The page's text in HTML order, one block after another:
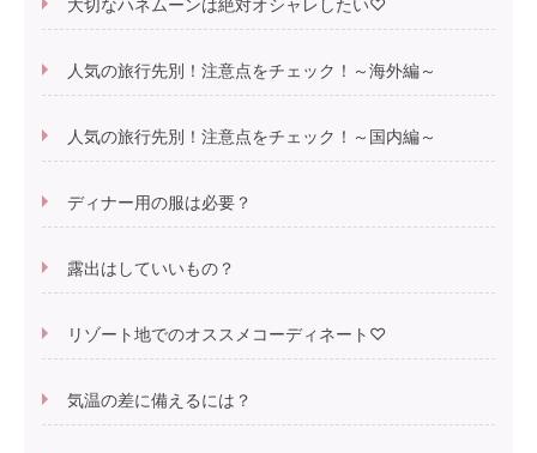
人気の旅行先別！注意点をチェック！～海外編～
人気の旅行先別！注意点をチェック！～国内編～
ディナー用の服は必要？
露出はしていいもの？
リゾート地でのオススメコーディネート♡
気温の差に備えるには？